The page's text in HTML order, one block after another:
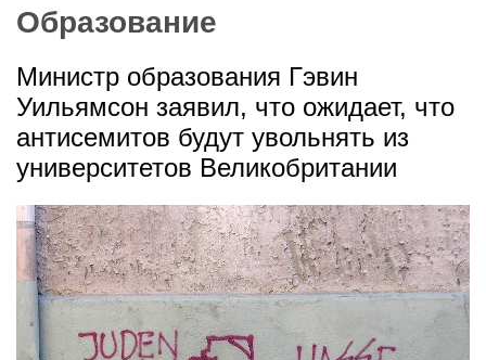
Образование
Министр образования Гэвин
Уильямсон заявил, что ожидает, что
антисемитов будут увольнять из
университетов Великобритании